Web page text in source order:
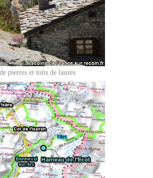
pierres et toits de lauzes